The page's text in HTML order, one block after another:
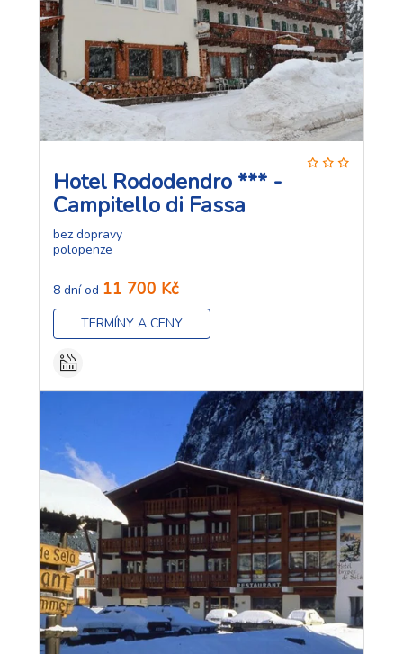
Hotel Rododendro *** -
Campitello di Fassa
bez dopravy
polopenze
8 dní od 11 700 Kč
TERMÍNY A CENY